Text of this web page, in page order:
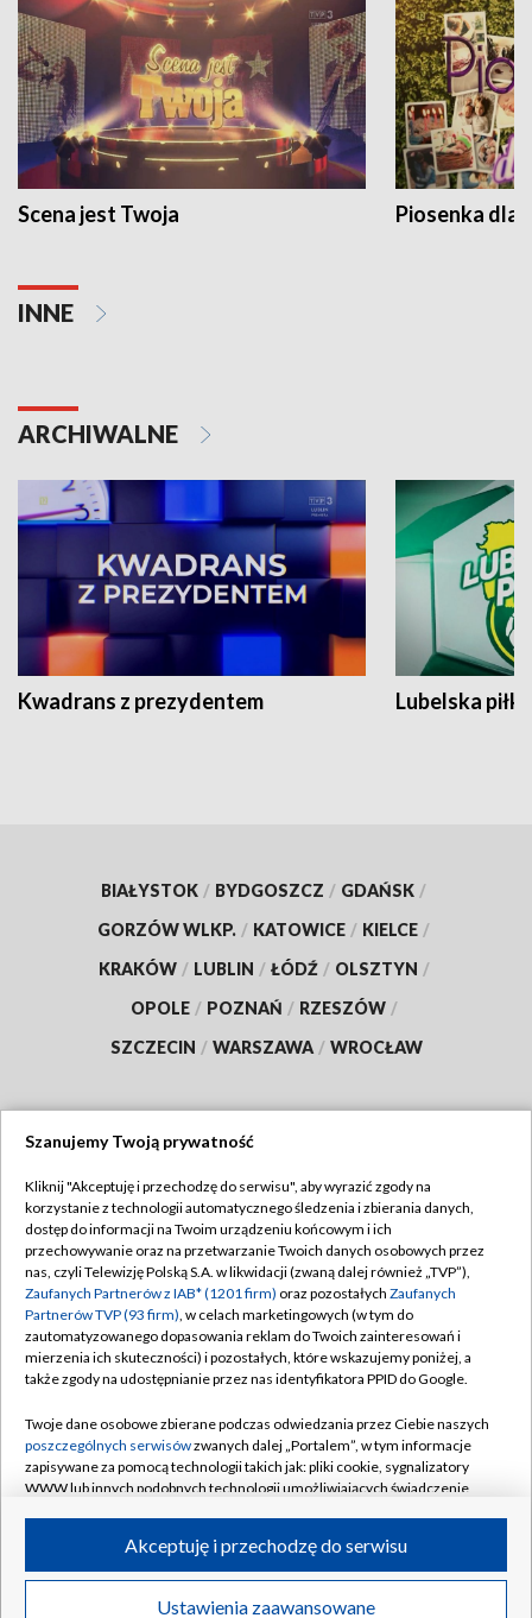
Scena jest Twoja Piosenka dla
INNE
ARCHIWALNE
Kwadrans z prezydentem Lubelska piłka
BIAŁYSTOK / BYDGOSZCZ / GDAŃSK /
GORZÓW WLKP. / KATOWICE / KIELCE /
KRAKÓW / LUBLIN / ŁÓDŹ / OLSZTYN /
OPOLE / POZNAŃ / RZESZÓW /
SZCZECIN / WARSZAWA / WROCŁAW
TVP
Abonament TVP
Emisja w TVP
Centrum informacji TVP
Naziemna Telewizja Cyfrowa
Rada Programowa
System NOS
Informacje o nadawcy
Program dla prasy
Regulamin TVP
Polityka prywatności
Moje zgody
Pomoc
Kontakt
Kanały
©2026 Telewizja Polska S.A. w likwidacji
Szanujemy Twoją prywatność
Kliknij "Akceptuję i przechodzę do serwisu", aby wyrazić zgody na
korzystanie z technologii automatycznego śledzenia i zbierania danych,
dostęp do informacji na Twoim urządzeniu końcowym i ich
przechowywanie oraz na przetwarzanie Twoich danych osobowych przez
nas, czyli Telewizję Polską S.A. w likwidacji (zwaną dalej również „TVP”),
Zaufanych Partnerów z IAB* (1201 firm) oraz pozostałych Zaufanych
Partnerów TVP (93 firm), w celach marketingowych (w tym do
zautomatyzowanego dopasowania reklam do Twoich zainteresowań i
mierzenia ich skuteczności) i pozostałych, które wskazujemy poniżej, a
także zgody na udostępnianie przez nas identyfikatora PPID do Google.
Twoje dane osobowe zbierane podczas odwiedzania przez Ciebie naszych
poszczególnych serwisówzwanych dalej „Portalem”, w tym informacje
zapisywane za pomocą technologii takich jak: pliki cookie, sygnalizatory
WWW lub innych podobnych technologii umożliwiających świadczenie
ruchu w Internecie.
Twoje dane osobowe zbierane podczas odwiedzania przez Ciebie
Ustawienia zaawansowane
Akceptuję i przechodzę do serwisu